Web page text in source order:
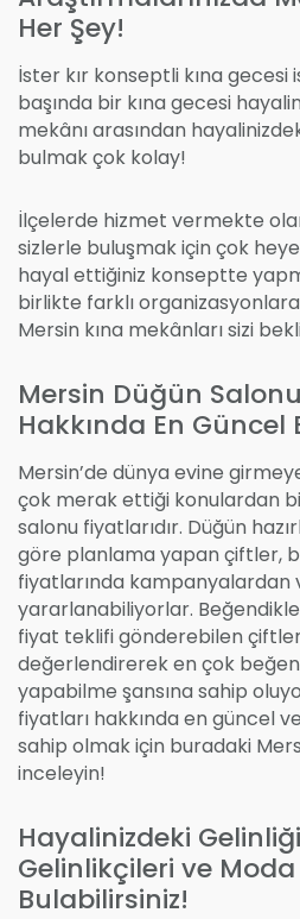
Her Şey!
İster kır konseptli kına gecesi
başında bir kına gecesi
mekânı arasından
bulmak çok kolay!
İlçelerde hizmet vermekte
sizlerle buluşmak için çok
hayal ettiğiniz konseptte
birlikte farklı
Mersin kına mekânları sizi
Mersin Düğün
Hakkında En Güncel
Mersin’de dünya evine
çok merak ettiği konulardan
salonu fiyatlarıdır. Düğün
göre planlama yapan çiftler,
fiyatlarında kampanyalardan
yararlanabiliyorlar.
fiyat teklifi gönderebilen
değerlendirerek en çok
yapabilme şansına sahip
fiyatları hakkında en güncel
sahip olmak için buradaki
inceleyin!
Hayalinizdeki
Gelinlikçileri ve
Bulabilirsiniz!